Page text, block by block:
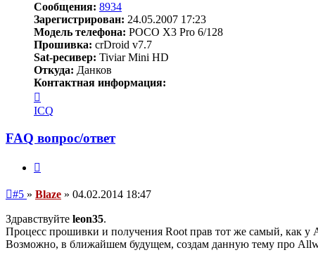
Сообщения: 8934
Зарегистрирован: 24.05.2007 17:23
Модель телефона: POCO X3 Pro 6/128
Прошивка: crDroid v7.7
Sat-ресивер: Tiviar Mini HD
Откуда: Данков
Контактная информация:
информация
пользователя
ICQ
FAQ вопрос/ответ
Непрочитанное
#5 » Blaze » 04.02.2014 18:47
Здравствуйте leon35.
Процесс прошивки и получения Root прав тот же самый, как у
Возможно, в ближайшем будущем, создам данную тему про